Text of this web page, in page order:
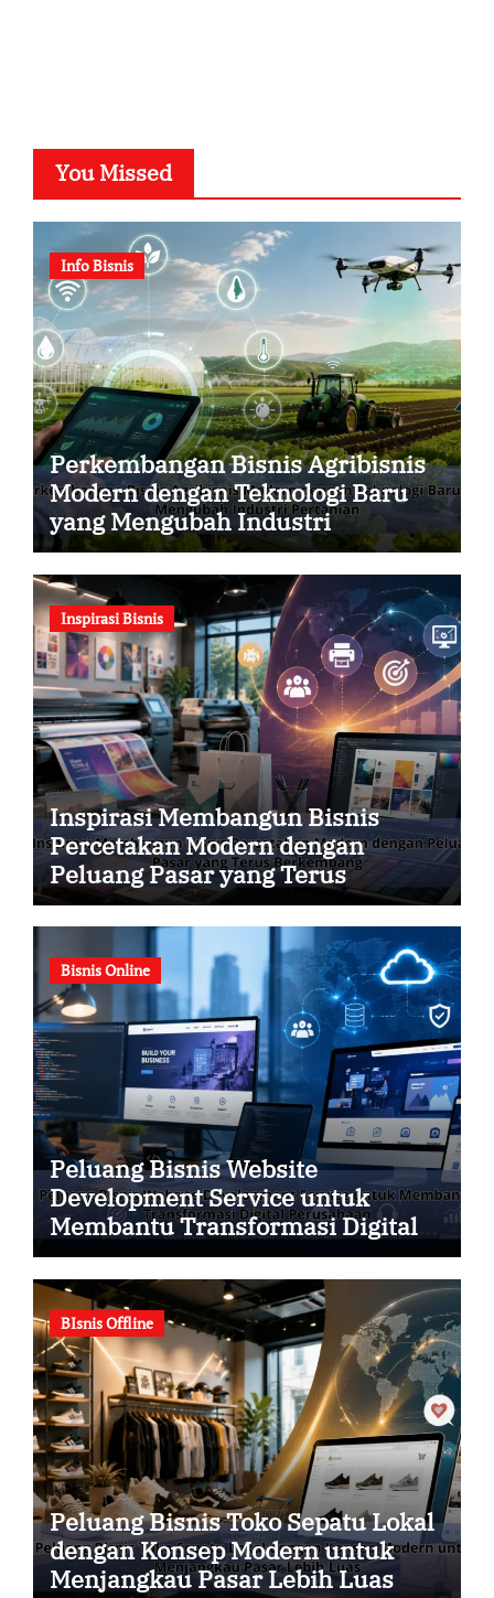
You Missed
Info Bisnis
Perkembangan Bisnis Agribisnis
Modern dengan Teknologi Baru
yang Mengubah Industri
Pertanian
Inspirasi Bisnis
Inspirasi Membangun Bisnis
Percetakan Modern dengan
Peluang Pasar yang Terus
Berkembang
Bisnis Online
Peluang Bisnis Website
Development Service untuk
Membantu Transformasi Digital
Perusahaan
BIsnis Offline
Peluang Bisnis Toko Sepatu Lokal
dengan Konsep Modern untuk
Menjangkau Pasar Lebih Luas